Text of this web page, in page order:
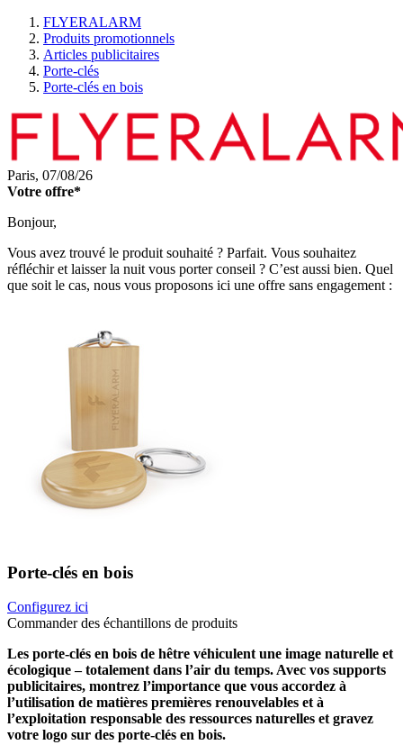
FLYERALARM
Produits promotionnels
Articles publicitaires
Porte-clés
Porte-clés en bois
Paris, 07/08/26
Votre offre*
Bonjour,
Vous avez trouvé le produit souhaité ? Parfait. Vous souhaitez
réfléchir et laisser la nuit vous porter conseil ? C’est aussi bien. Quel
que soit le cas, nous vous proposons ici une offre sans engagement :
Porte-clés en bois
Configurez ici
Commander des échantillons de produits
Les porte-clés en bois de hêtre véhiculent une image naturelle et
écologique – totalement dans l’air du temps. Avec vos supports
publicitaires, montrez l’importance que vous accordez à
l’utilisation de matières premières renouvelables et à
l’exploitation responsable des ressources naturelles et gravez
votre logo sur des porte-clés en bois.